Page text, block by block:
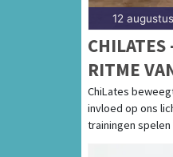
12
RITME
ChiLates
invloed op ons
trainingen spelen